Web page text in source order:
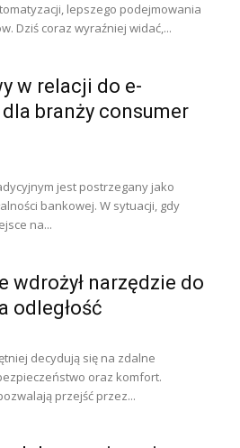
lepszego podejmowania
Dziś coraz wyraźniej widać,...
w relacji do e-
branży consumer
jest postrzegany jako
bankowej. W sytuacji, gdy
na...
wdrożył narzędzie do
odległość
decydują się na zdalne
oraz komfort.
przejść przez...